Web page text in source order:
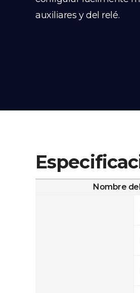
auxiliares y del relé.
Nombre